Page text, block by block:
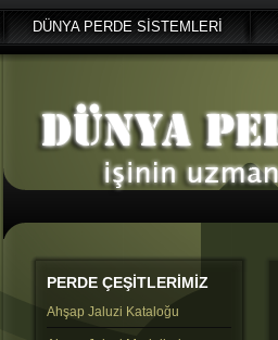
DÜNYA PERDE SİSTEMLERİ
PERDE ÇEŞİTLERİMİZ
Ahşap Jaluzi Kataloğu